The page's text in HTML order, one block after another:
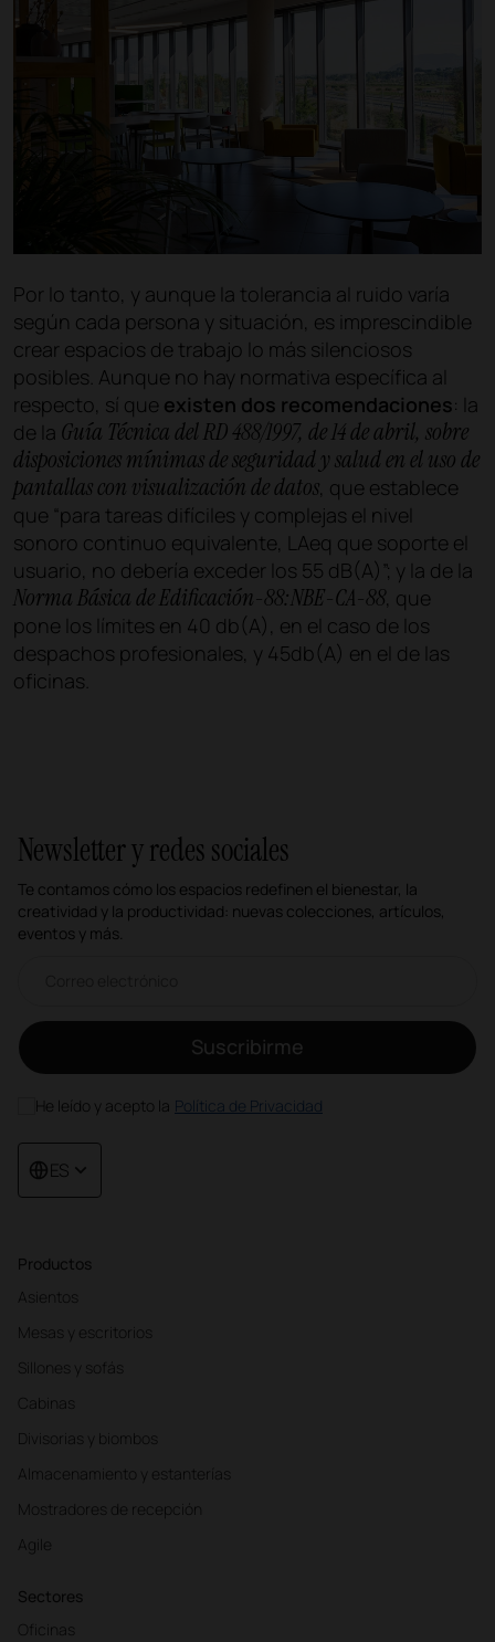
Por lo tanto, y aunque la tolerancia al ruido varía
según cada persona y situación, es imprescindible
crear espacios de trabajo lo más silenciosos
posibles. Aunque no hay normativa específica al
respecto, sí que existen dos recomendaciones: la
de la Guía Técnica del RD 488/1997, de 14 de abril, sobre
disposiciones mínimas de seguridad y salud en el uso de
pantallas con visualización de datos, que establece
que “para tareas difíciles y complejas el nivel
sonoro continuo equivalente, LAeq que soporte el
usuario, no debería exceder los 55 dB(A)”; y la de la
Norma Básica de Edificación-88:NBE-CA-88, que
pone los límites en 40 db(A), en el caso de los
despachos profesionales, y 45db(A) en el de las
oficinas.
Productos
Asientos
Mesas y escritorios
Sillones y sofás
Cabinas
Divisorias y biombos
Almacenamiento y estanterías
Mostradores de recepción
Agile
Sectores
Oficinas
Newsletter y redes sociales
Te contamos cómo los espacios redefinen el bienestar, la
creatividad y la productividad: nuevas colecciones, artículos,
eventos y más.
Suscribirme
He leído y acepto la Política de Privacidad
ES